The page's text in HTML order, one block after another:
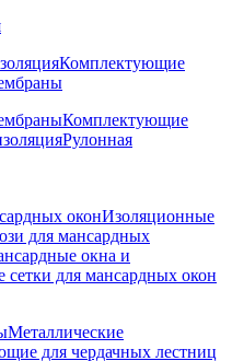
Комплектующие
Комплектующие
Рулонная
оконИзоляционные
для мансардных
окна и
для мансардных окон
Металлические
для чердачных лестниц